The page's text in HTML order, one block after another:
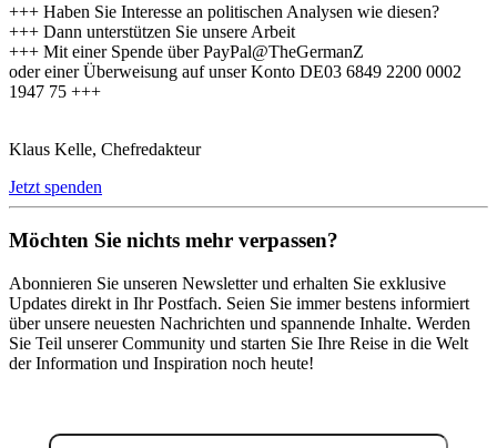
+++ Haben Sie Interesse an politischen Analysen wie diesen?
+++ Dann unterstützen Sie unsere Arbeit
+++ Mit einer Spende über PayPal@TheGermanZ
oder einer Überweisung auf unser Konto DE03 6849 2200 0002
1947 75 +++
Klaus Kelle, Chefredakteur
Jetzt spenden
Möchten Sie nichts mehr verpassen?
Abonnieren Sie unseren Newsletter und erhalten Sie exklusive
Updates direkt in Ihr Postfach. Seien Sie immer bestens informiert
über unsere neuesten Nachrichten und spannende Inhalte. Werden
Sie Teil unserer Community und starten Sie Ihre Reise in die Welt
der Information und Inspiration noch heute!